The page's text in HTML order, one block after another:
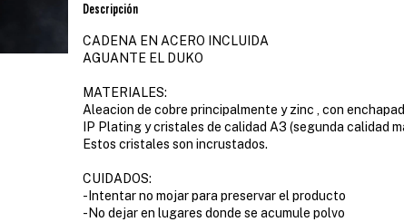
Descripción
CADENA EN ACERO INCLUIDA
AGUANTE EL DUKO
MATERIALES:
Aleacion de cobre principalmente y zinc , con
IP Plating y cristales de calidad A3 (segunda calidad
Estos cristales son incrustados.
CUIDADOS:
-Intentar no mojar para preservar el producto
-No dejar en lugares donde se acumule polvo